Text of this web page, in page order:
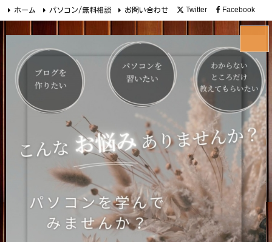
メニュ
前へ
次へ
検索
ホーム パソコン/無料相談 お問い合わせ Twitter Facebook